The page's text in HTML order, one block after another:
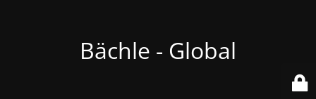
Bächle - Global